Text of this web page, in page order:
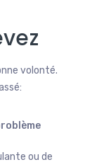
volonté.
ou de